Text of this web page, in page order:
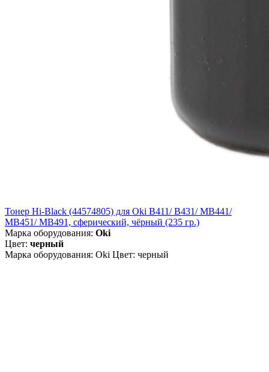
Тонер Hi-Black (44574805) для Oki B411/ B431/ MB441/
MB451/ MB491, сферический, чёрный (235 гр.)
Марка оборудования: Oki
Цвет: черный
Марка оборудования: Oki Цвет: черный